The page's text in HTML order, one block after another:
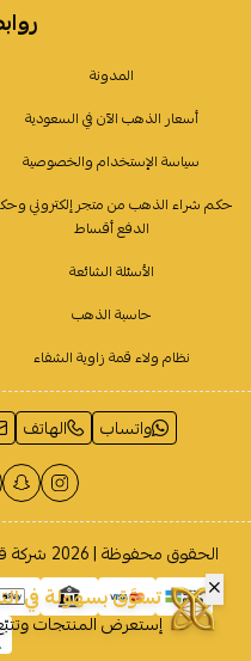
المدونة
أسعار الذهب الآن في السعودية
سياسة الإستخدام والخصوصية
حكم شراء الذهب من متجر إلكتروني
الدفع أقساط
الأسئلة الشائعة
حاسبة الذهب
نظام ولاء قمة زاوية الشفاء
واتساب الهاتف
الحقوق محفوظة | 2026 شركة
تسوَّق بسهولة في
إستعرض المنتجات